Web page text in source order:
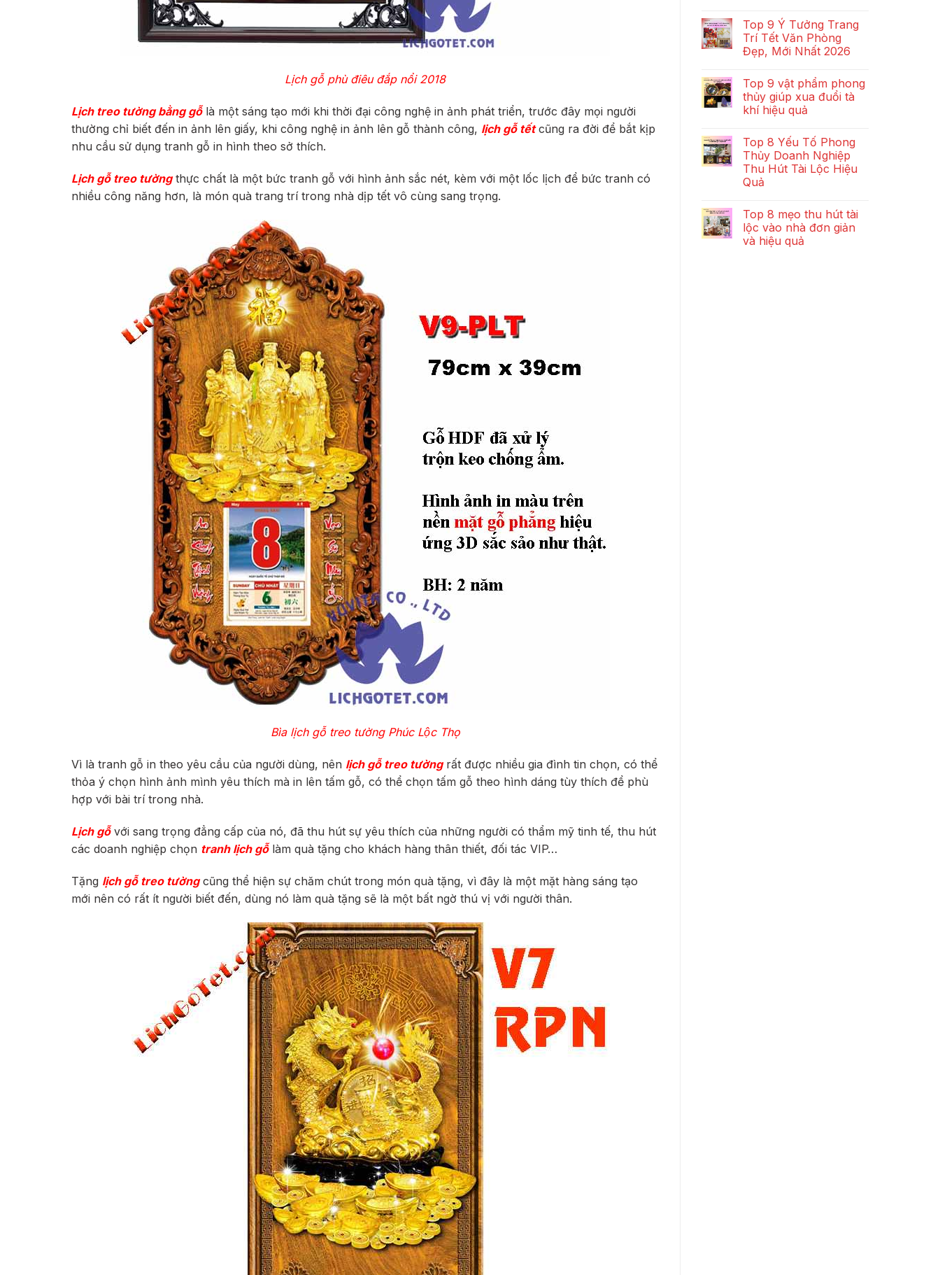
Lịch gỗ phù điêu đắp nổi 2018
Lịch treo tường bằng gỗlà một sáng tạo mới khi thời đại công nghệ in ảnh phát triển, trước đây mọi người
thường chỉ biết đến in ảnh lên giấy, khi công nghệ in ảnh lên gỗ thành công, lịch gỗ tếtcũng ra đời để bắt kịp
nhu cầu sử dụng tranh gỗ in hình theo sở thích.
Lịch gỗ treo tườngthực chất là một bức tranh gỗ với hình ảnh sắc nét, kèm với một lốc lịch để bức tranh có
nhiều công năng hơn, là món quà trang trí trong nhà dịp tết vô cùng sang trọng.
Bìa lịch gỗ treo tường Phúc Lộc Thọ
Vì là tranh gỗ in theo yêu cầu của người dùng, nên lịch gỗ treo tườngrất được nhiều gia đình tin chọn, có thể
thỏa ý chọn hình ảnh mình yêu thích mà in lên tấm gỗ, có thể chọn tấm gỗ theo hình dáng tùy thích để phù
hợp với bài trí trong nhà.
Lịch gỗvới sang trọng đẳng cấp của nó, đã thu hút sự yêu thích của những người có thẩm mỹ tinh tế, thu hút
các doanh nghiệp chọn tranh lịch gỗlàm quà tặng cho khách hàng thân thiết, đối tác VIP…
Tặng lịch gỗ treo tườngcũng thể hiện sự chăm chút trong món quà tặng, vì đây là một mặt hàng sáng tạo
mới nên có rất ít người biết đến, dùng nó làm quà tặng sẽ là một bất ngờ thú vị với người thân.
Top 9 Ý Tưởng Trang
Trí Tết Văn Phòng
Đẹp, Mới Nhất 2026
Top 9 vật phẩm phong
thủy giúp xua đuổi tà
khí hiệu quả
Top 8 Yếu Tố Phong
Thủy Doanh Nghiệp
Thu Hút Tài Lộc Hiệu
Quả
Top 8 mẹo thu hút tài
lộc vào nhà đơn giản
và hiệu quả